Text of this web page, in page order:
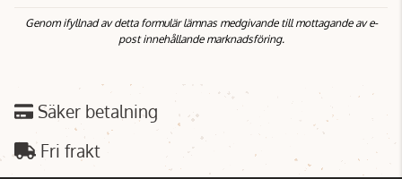
Genom ifyllnad av detta formulär lämnas medgivande till mottagande av e-
post innehållande marknadsföring.
Säker betalning
Fri frakt